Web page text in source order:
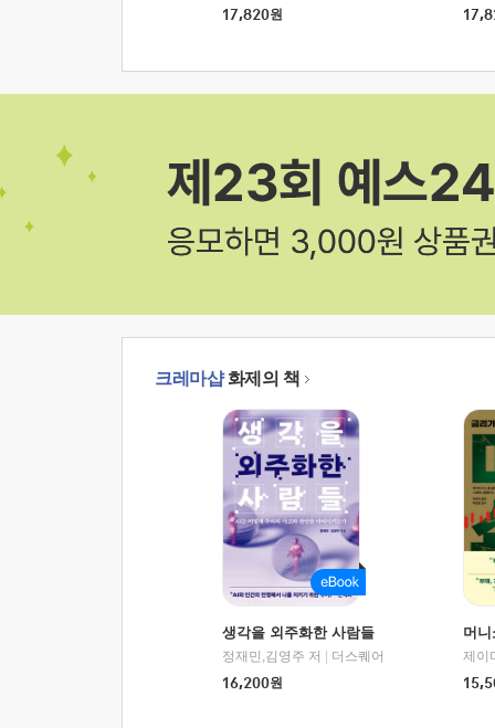
17,820원
크레마샵화제의 책
생각을 외주화한 사람들
정재민,김영주 저
더스퀘어
16,200원
머